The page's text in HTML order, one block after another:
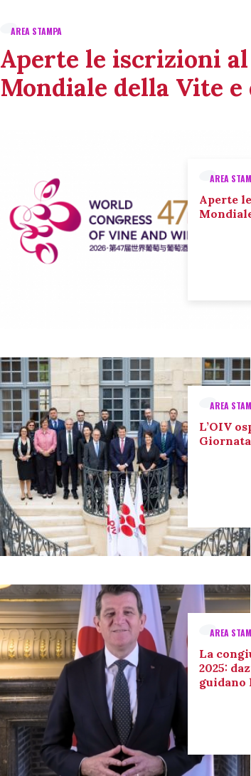
AREA STAMPA
Aperte le iscrizioni al
Mondiale della Vite e
AREA
Aperte
AREA
L’OIV
AREA
La
2025:
guidano